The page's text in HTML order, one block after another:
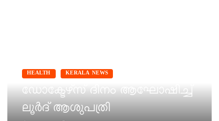
HEALTH KERALA NEWS
ഡോക്ടേഴ്സ് ദിനം ആഘോഷിച്ച്
ലൂർദ് ആശുപത്രി